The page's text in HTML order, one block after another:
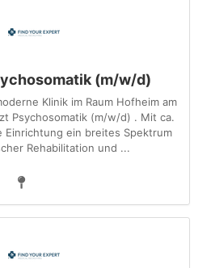
(m/w/d)
Klinik im Raum Hofheim am
Psychosomatik (m/w/d) . Mit ca.
Einrichtung ein breites Spektrum
Rehabilitation und ...